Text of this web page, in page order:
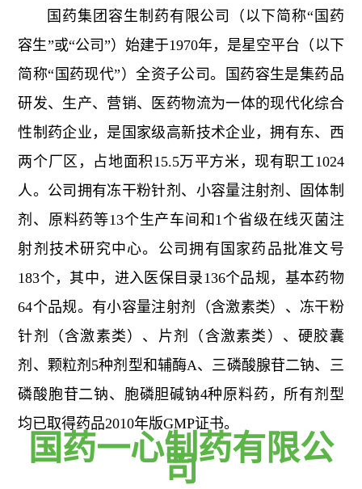
国药集团容生制药有限公司（以下简称“国药
容生”或“公司”）始建于1970年，是星空平台（以下
简称“国药现代”）全资子公司。国药容生是集药品
研发、生产、营销、医药物流为一体的现代化综合
性制药企业，是国家级高新技术企业，拥有东、西
两个厂区，占地面积15.5万平方米，现有职工1024
人。公司拥有冻干粉针剂、小容量注射剂、固体制
剂、原料药等13个生产车间和1个省级在线灭菌注
射剂技术研究中心。公司拥有国家药品批准文号
183个，其中，进入医保目录136个品规，基本药物
64个品规。有小容量注射剂（含激素类）、冻干粉
针剂（含激素类）、片剂（含激素类）、硬胶囊
剂、颗粒剂5种剂型和辅酶A、三磷酸腺苷二钠、三
磷酸胞苷二钠、胞磷胆碱钠4种原料药，所有剂型
均已取得药品2010年版GMP证书。
国药一心制药有限公
司